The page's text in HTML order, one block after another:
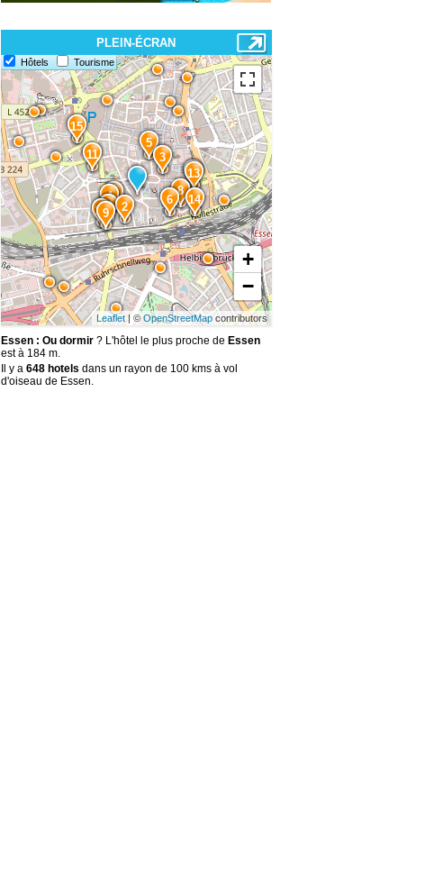
PLEIN-ÉCRAN
Hôtels Tourisme
15
14
13
12
11
109
8
7
6
5
4
3
2
1
+
−
Leaflet| ©OpenStreetMap contributors
Essen : Ou dormir? L'hôtel le plus proche de Essen
est à 184 m.
Il y a 648 hotels dans un rayon de 100 kms à vol
d'oiseau de Essen.